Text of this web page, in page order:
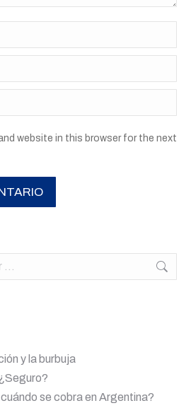
website in this browser for the next
y la burbuja
se cobra en Argentina?